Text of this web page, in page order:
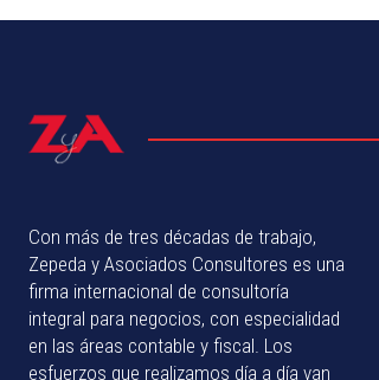
Con más de tres décadas de trabajo,
Zepeda y Asociados Consultores es una
firma internacional de consultoría
integral para negocios, con especialidad
en las áreas contable y fiscal. Los
esfuerzos que realizamos día a día van